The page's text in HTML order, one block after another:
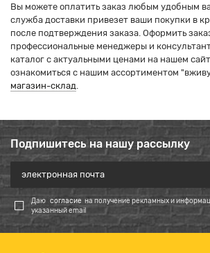
Вы можете оплатить заказ любым удобным
служба доставки привезет ваши покупки в
после подтверждения заказа. Оформить
профессиональные менеджеры и
каталог с актуальными ценами на нашем
ознакомиться с нашим ассортиментом
магазин-склад
Подпишитесь на нашу рассылку
Даю согласие на получение рекламных и
указанный email